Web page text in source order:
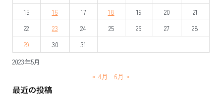
シ
ョ
ン
2023年5月
15
16 17 18 19 20
21
22
23 24 25 26 27
28
29
30 31
« 4月 6月 »
最近の投稿